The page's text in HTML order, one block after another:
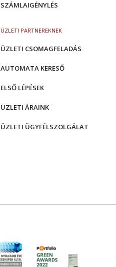
SZÁMLAIGÉNYLÉS
ÜZLETI PARTNEREKNEK
ÜZLETI CSOMAGFELADÁS
AUTOMATA KERESŐ
ELSŐ LÉPÉSEK
ÜZLETI ÁRAINK
ÜZLETI ÜGYFÉLSZOLGÁLAT